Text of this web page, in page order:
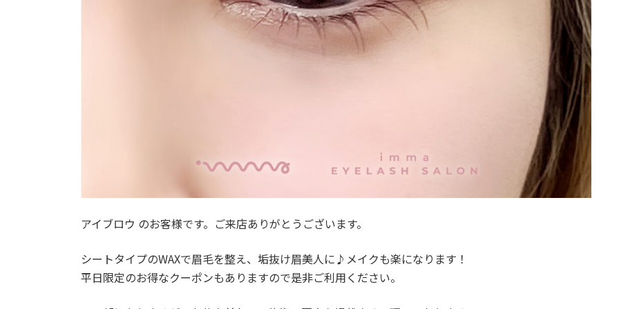
アイブロウ のお客様です。ご来店ありがとうございます。
シートタイプのWAXで眉毛を整え、垢抜け眉美人に♪メイクも楽になります！
平日限定のお得なクーポンもありますので是非ご利用ください。